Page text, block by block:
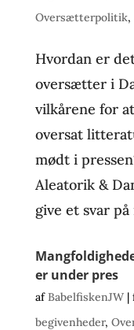
Oversætterpolitik,
Hvordan er
oversætter i
vilkårene for
oversat
mødt i
Aleatorik &
give et svar
er under pres
afBabelfiskenJW|
begivenheder,